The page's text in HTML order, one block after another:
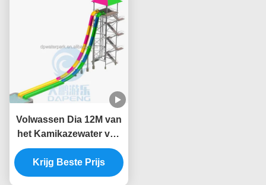
Volwassen Dia 12M van
het Kamikazewater van
het de Glasvezelwater
van Anti de UVritten van
het het Themapark
Krijg Beste Prijs